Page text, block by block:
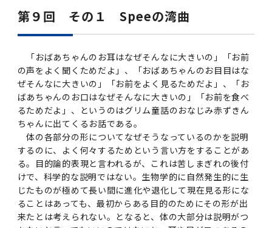
学生歌
医療について
東京医科歯科大学の誓い
世界大学ランキング
学長・役員
理事･監事
役員会
経営協議会
教育研究評議会
学長選考・監察会議
大学紹介動画
大学紹介動画
キャンパスライフ編
留学制度編
多職種連携教育編
学長×医学部学生懇談
統合報告書
広報誌
広報誌トップ
広報誌「Bloom! 医科歯科大」
英語版広報誌「TMDU ANNUAL NEWS」
大学案内 【受験生向け】（冊子）
写真で綴る 東京医科歯科大学
写真で綴る 東京医科歯科大学トップ
クラウドファンディング実施プロジェクト一覧
大学の計画と評価トップ
大学評価の制度についてトップ
概説
１．国立大学法人評価
２．大学認証評価
３．自己点検・評価
1-1．第４期中期目標・中期計画等について【6
年間】
1-1．第４期中期目標・中期計画等について【6
年間】トップ
第１期 中期目標・中期計画等について
第２期 中期目標・中期計画等について
1-2.年度計画・年度評価等について【第1期～
第3期】
1-2.年度計画・年度評価等について【第1期～
第3期】トップ
2．認証評価
3．自己点検・評価
四大学連合
四大学連合憲章等
四大学連合憲章等トップ
四大学連合憲章
「大学院学生の教育研究交流」に関する協定書
「大学院学生の教育研究交流」に関する実施細
複合領域コース(四大学共通)
複合領域コース(四大学共通)トップ
複合領域コースについて
各複合領域コースの概要
複合領域コース（東京医科歯科大学）
三大学連合（外部サイト）
医療管理政策学（MMA）コース（東京医科歯科
情報公開・個人情報トップ
情報公開制度
個人情報保護制度
統合報告書
法定公開情報
東京医科歯科大学ＳＤＧｓ推進宣言
男性職員の育児休業等取得推進宣言
ダイバーシティ
ダイバーシティトップ
東京医科歯科大学ダイバーシティ＆インクルー
コンプライアンス・ハラスメント
コンプライアンス・ハラスメントトップ
入試制度トップ
入試データ
これまでの学部入試変更点
学部などについて
ILA国府台
医学部
歯学部
生体材料工学研究所
難治疾患研究所
学生生活などについてトップ
授業料・入学料・検定料
奨学金について
入学料・授業料の免除・徴収猶予について
アルバイトについて
イベント
イベントトップ
オープンキャンパス
医学部医学科サマープログラム
歯学部サマープログラム
資料請求
合格発表
試験問題及び解答例等の公表
募集要項トップ
保健衛生学研究科
FAQ
医歯学総合研究科博士課程 国際連携専攻（ジ
ョイント・ディグリープログラム：JDP）
WEB出願
過去の試験問題・入試データ
TOEFL-ITP試験結果（スコアレポート）の返
却について
大学院入学希望者向け入試説明会
学費・入学金・奨学金について
医学部
歯学部
生体材料工学研究所
難治疾患研究所
大学院研究生
大学院保健衛生学研究科
令和7年度（2025年度）「総合知と癒しの次世
代フロントランナー育成プログラム Science
Tokyo SPRING(医歯学系)」対象学生の春募集
について
Call for Applications to Science Tokyo
Post-SPRING（MD）Program for the 2026
Academic Year by Eligible Students
(*Spring admission)
Call for Applications to Science Tokyo
SPRING（MD）Program for the 2025
Academic Year by Eligible Students
(*Autumn admission)
令和7年度トップレベルAI研究のための共創型
エキスパート人材育成プログラム対象学生（医
歯学系-BOOST生）の募集について
令和６年度（2024年度）TMDUトップレベル
AI研究のための共創型エキスパート人材育成プ
ログラム 対象学生（TMDU-BOOST生）の募
集について
令和８年度（2026年度）CS（クリニシャン・
サイエンティスト）養成支援制度の募集につい
て
Call for Applications for the Clinician
Scientist (CS) Training Support Program
for Academic Year 2026
四大学連合･複合領域コース
教育要項（学部シラバス）
履修要項（大学院シラバス）
保健衛生学研究科科目等履修生について
入学料・授業料・奨学金トップ
授業料・入学料・検定料
授業料・入学料・検定料トップ
授業料・入学料・検定料
入学料・授業料免除・徴収猶予について
(Admission & Tuition
Exemption/Deferment)
入学料・授業料免除・徴収猶予について
(Admission & Tuition
Exemption/Deferment)
入学料・授業料免除・徴収猶予について
(Admission & Tuition
Exemption/Deferment)トップ
【2026年4月入学者】入学料免除・徴収猶予申
奨学金について
奨学金についてトップ
日本学生支援機構
学生生活サポート
学生生活サポートトップ
アルバイトについて
アパート等の紹介
学生保険制度について
各種支援制度
就職・キャリア支援
就職・キャリア支援トップ
企業・官公庁・医療機関の皆様へ
サークル・学園祭
サークル・学園祭トップ
施設利用
医学部（医学科･保健衛生学科）
大学院医歯学総合研究科
大学院保健衛生学研究科
医学部（医学科･保健衛生学科）トップ
保健衛生学科 【看護学専攻】
保健衛生学科 【検査技術学専攻】
歯学部（歯学科･口腔保健学科）
歯学科
口腔保健学科【口腔保健衛生学専攻】
口腔保健学科【口腔保健工学専攻】
大学院医歯学総合研究科トップ
修士課程 医歯理工保健学専攻
修士課程 医歯理工保健学専攻【医療管理政策
学（MMA）コース】
博士課程 医歯学専攻
大学院保健衛生学研究科
大学院保健衛生学研究科トップ
博士課程看護先進科学専攻
博士課程共同災害看護学専攻
教養部トップ
らせ
ILA国府台担当教員一覧
大学院医歯学総合研究科
修士課程 医歯理工保健学専攻
修士課程 医歯理工保健学専攻トップ
概要
分野構成
医歯学総合研究科修士課程履修要項（シラバ
修士課程 医歯理工保健学専攻【医療管理政策
学（MMA）コース】
修士課程 医歯理工保健学専攻 グローバルヘル
スリーダー養成 (MPH) コース
博士課程 医歯学専攻
大学院保健衛生学研究科トップ
研究科長挨拶
概要
組織
教育研究分野組織、指導教員研究内容
寄附講座・寄附部門一覧
ジョイントリサーチ講座・ジョイントリサーチ
部門一覧
生体材料工学研究所
難治疾患研究所
研究費獲得支援
産学官連携
e-Rad 府省共通研究開発管理システム(外部サ
イト)
科研費電子申請システム(外部サイト)
研究助成金
AMED研究費の年間公募スケジュール(学内専
用)
研究手続きトップ
倫理審査申請システム
利益相反申告システム(学外利用時VPN必要)
臨床研究審査委員会申請システム
実験計画書のWeb申請システム(学外利用時
VPN必要)
倫理審査手続きについて
研究活動
研究活動トップ
研究情報データベース
機関リポジトリ
研究テーマ検索
research map
プレスリリース
研究組織
研究組織トップ
若手研究者支援センター（YISC）
重点研究領域
統合研究機構・統合イノベーション推進機構
オープンイノベーションセンター
取り組み・規制
取り組み・規制トップ
研究不正の防止
研究不正等の公表について
剽窃チェックツール(学内専用)
事務部
事務部トップ
各種お問い合わせ先(事務部)
病院をご利用の方
アクセス 学内サイト EN
第９回 その１ Speeの湾曲
「おばあちゃんのお耳はなぜそんなに大きいの」「お前
の声をよく聞くためだよ」、「おばあちゃんのお目目はな
ぜそんなに大きいの」「お前をよく見るためだよ」、「お
ばあちゃんのお口はなぜそんなに大きいの」「お前を食べ
るためだよ」、というのはグリム童話のおなじみ赤ずきん
ちゃんに出てくるお話である。
体の各部分の形についてなぜそうなっているのかを説明
するのに、よく何々するためという言い方をすることがあ
る。目的論的表現と言われるが、これは苦しまぎれの後付
けで、科学的な説明ではない。生物学的に自然発生的に生
じたものが極めて長い間に進化や退化して現在見る形にな
ることはあっても、最初からある目的のためにその形が出
来たとは考えられない。となると、体の大部分は説明がつ